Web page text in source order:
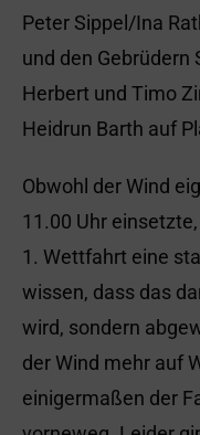
Peter Sippel/Ina
und den Gebrüdern
Herbert und Timo
Heidrun Barth auf
Obwohl der Wind
11.00 Uhr
1. Wettfahrt eine
wissen, dass das
wird, sondern
der Wind mehr auf
einigermaßen der